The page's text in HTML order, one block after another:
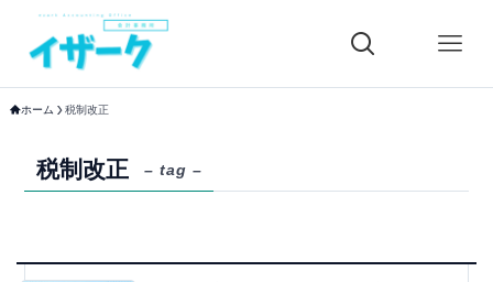
ホーム 税制改正
税制改正 – tag –